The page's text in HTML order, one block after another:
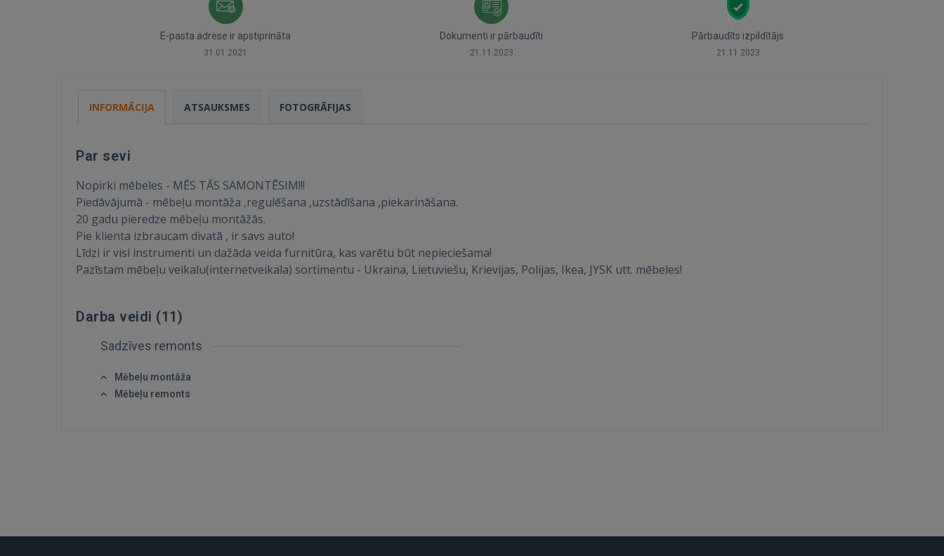
Ienākt
Aizmirsāt paroli?
E-pasta adrese ir apstiprināta
31.01.2021
Dokumenti ir pārbaudīti
21.11.2023
Pārbaudīts izpildītājs
21.11.2023
INFORMĀCIJA ATSAUKSMES FOTOGRĀFIJAS
Par sevi
Nopirki mēbeles - MĒS TĀS SAMONTĒSIM!!!
Piedāvājumā - mēbeļu montāža ,regulēšana ,uzstādīšana ,piekarināšana.
20 gadu pieredze mēbeļu montāžās.
Pie klienta izbraucam divatā , ir savs auto!
Līdzi ir visi instrumenti un dažāda veida furnitūra, kas varētu būt nepieciešama!
Pazīstam mēbeļu veikalu(internetveikala) sortimentu - Ukraina, Lietuviešu, Krievijas, Polijas, Ikea, JYSK utt. mēbeles!
Darba veidi (11)
Sadzīves remonts
Mēbeļu montāža
Mēbeļu remonts